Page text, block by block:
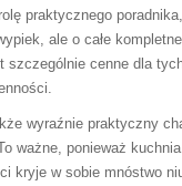
praktycznego
ale o całe
szczególnie cenne dla
wyraźnie praktyczny
ważne, ponieważ
kryje w sobie mnóstwo